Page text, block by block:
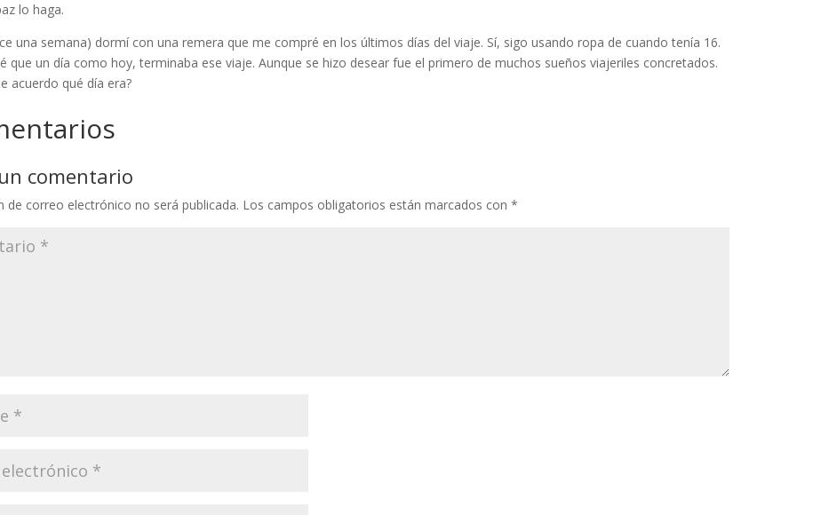
lo haga.
una semana) dormí con una remera que me compré en los últimos días del viaje. Sí, sigo usando ropa de cuando tenía 16.
que un día como hoy, terminaba ese viaje. Aunque se hizo desear fue el primero de muchos sueños viajeriles concretados.
acuerdo qué día era?
comentario
de correo electrónico no será publicada. Los campos obligatorios están marcados con *